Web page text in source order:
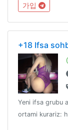
가입
+18 Ifsa
Yeni ifsa grubu
ortami kurariz: